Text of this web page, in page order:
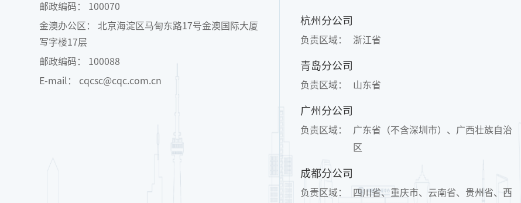
邮政编码： 100070
金澳办公区： 北京海淀区马甸东路17号金澳国际大厦
写字楼17层
邮政编码： 100088
E-mail： cqcsc@cqc.com.cn
杭州分公司
负责区域： 浙江省
青岛分公司
负责区域： 山东省
广州分公司
负责区域：
广东省（不含深圳市）、广西壮族自治
区
成都分公司
负责区域： 四川省、重庆市、云南省、贵州省、西